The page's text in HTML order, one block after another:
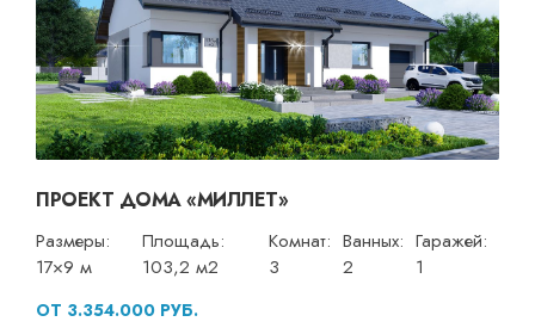
ПРОЕКТ ДОМА «МИЛЛЕТ»
Размеры:
17×9 м
Площадь:
103,2 м2
Комнат:
3
Ванных:
2
Гаражей:
1
ОТ 3.354.000 РУБ.